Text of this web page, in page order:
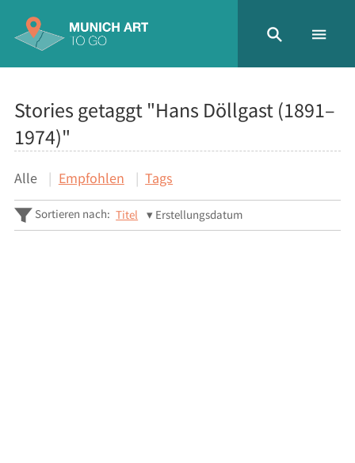
Stories getaggt "Hans Döllgast (1891–
1974)"
Alle Empfohlen Tags
Sortieren nach: Titel Erstellungsdatum